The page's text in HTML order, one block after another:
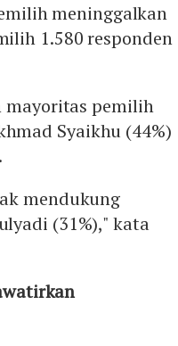
meninggalkan
1.580 responden
mayoritas pemilih
Syaikhu (44%)
mendukung
(31%)," kata